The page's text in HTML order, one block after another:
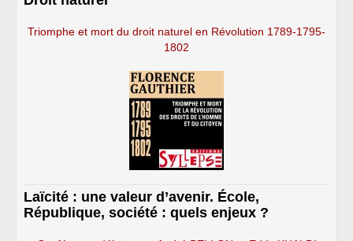
Triomphe et mort du droit naturel en Révolution 1789-1795-
1802
Laïcité : une valeur d’avenir. École,
République, société : quels enjeux ?